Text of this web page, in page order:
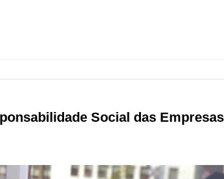
Social das